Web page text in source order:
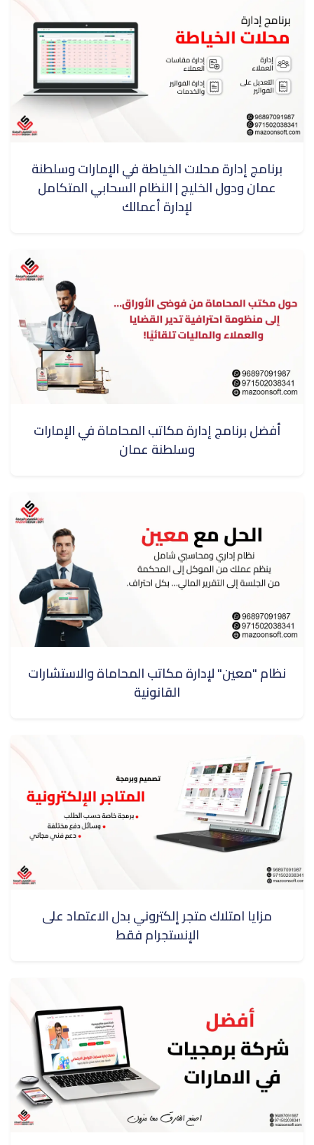
برنامج إدارة محلات الخياطة في الإمارات وسلطنة
عمان ودول الخليج | النظام السحابي المتكامل
لإدارة أعمالك
أفضل برنامج إدارة مكاتب المحاماة في الإمارات
وسلطنة عمان
نظام "معين" لإدارة مكاتب المحاماة والاستشارات
القانونية
مزايا امتلاك متجر إلكتروني بدل الاعتماد على
الإنستجرام فقط